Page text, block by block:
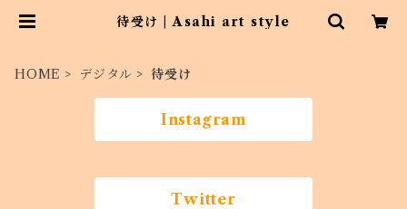
待受け | Asahi art style
HOME デジタル 待受け
Instagram
Twitter